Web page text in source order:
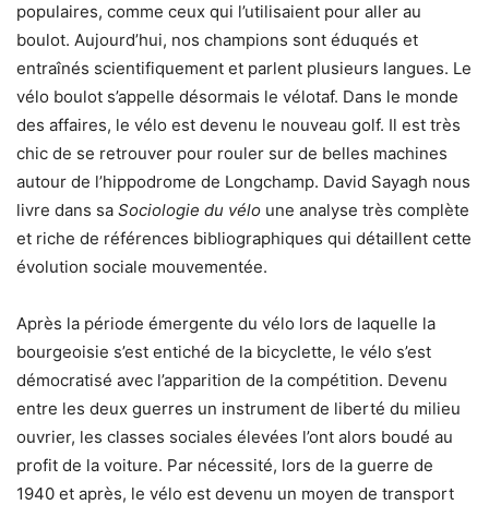
populaires, comme ceux qui l’utilisaient pour aller au
boulot. Aujourd’hui, nos champions sont éduqués et
entraînés scientifiquement et parlent plusieurs langues. Le
vélo boulot s’appelle désormais le vélotaf. Dans le monde
des affaires, le vélo est devenu le nouveau golf. Il est très
chic de se retrouver pour rouler sur de belles machines
autour de l’hippodrome de Longchamp. David Sayagh nous
livre dans sa Sociologie du vélo une analyse très complète
et riche de références bibliographiques qui détaillent cette
évolution sociale mouvementée.
Après la période émergente du vélo lors de laquelle la
bourgeoisie s’est entiché de la bicyclette, le vélo s’est
démocratisé avec l’apparition de la compétition. Devenu
entre les deux guerres un instrument de liberté du milieu
ouvrier, les classes sociales élevées l’ont alors boudé au
profit de la voiture. Par nécessité, lors de la guerre de
1940 et après, le vélo est devenu un moyen de transport